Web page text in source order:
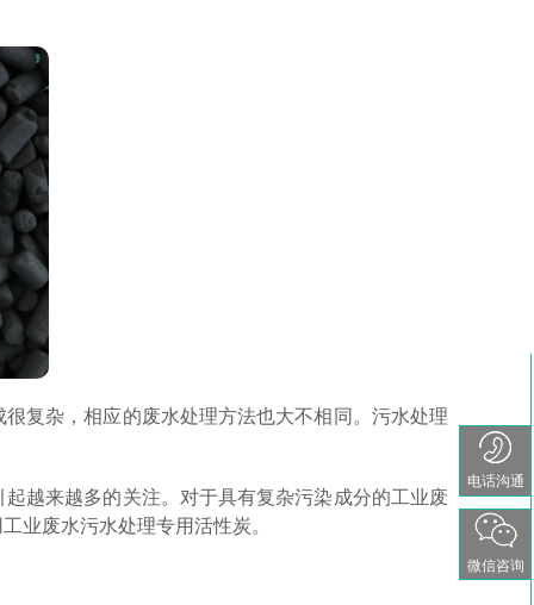
复杂，相应的废水处理方法也大不相同。污水处理
越来越多的关注。对于具有复杂污染成分的工业废
业废水污水处理专用活性炭。
电话沟通
微信咨询